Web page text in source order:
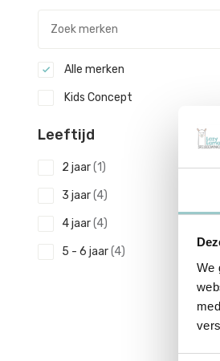
We
Alle merken
Kids Concept
Leeftijd
2 jaar(1)
3 jaar(4)
4 jaar(4)
5 - 6 jaar(4)